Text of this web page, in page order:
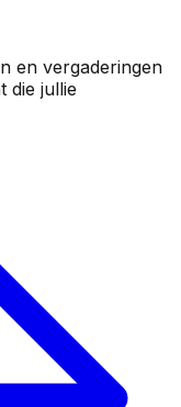
en vergaderingen
die jullie